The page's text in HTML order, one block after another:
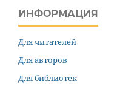
ИНФОРМАЦИЯ
Для читателей
Для авторов
Для библиотек